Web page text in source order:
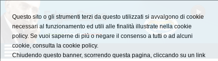
Questo sito o gli strumenti terzi da questo utilizzati si avvalgono di cookie
necessari al funzionamento ed utili alle finalità illustrate nella cookie
policy. Se vuoi saperne di più o negare il consenso a tutti o ad alcuni
cookie, consulta la cookie policy.
Chiudendo questo banner, scorrendo questa pagina, cliccando su un link